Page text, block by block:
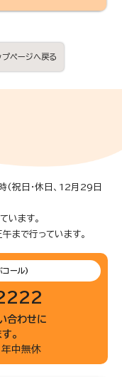
プページへ戻る
(祝日・休日、12月29日
います。
まで行っています。
コール)
合わせに
。
中無休